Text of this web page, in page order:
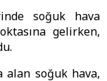
soğuk hava
gelirken,
alan soğuk hava,